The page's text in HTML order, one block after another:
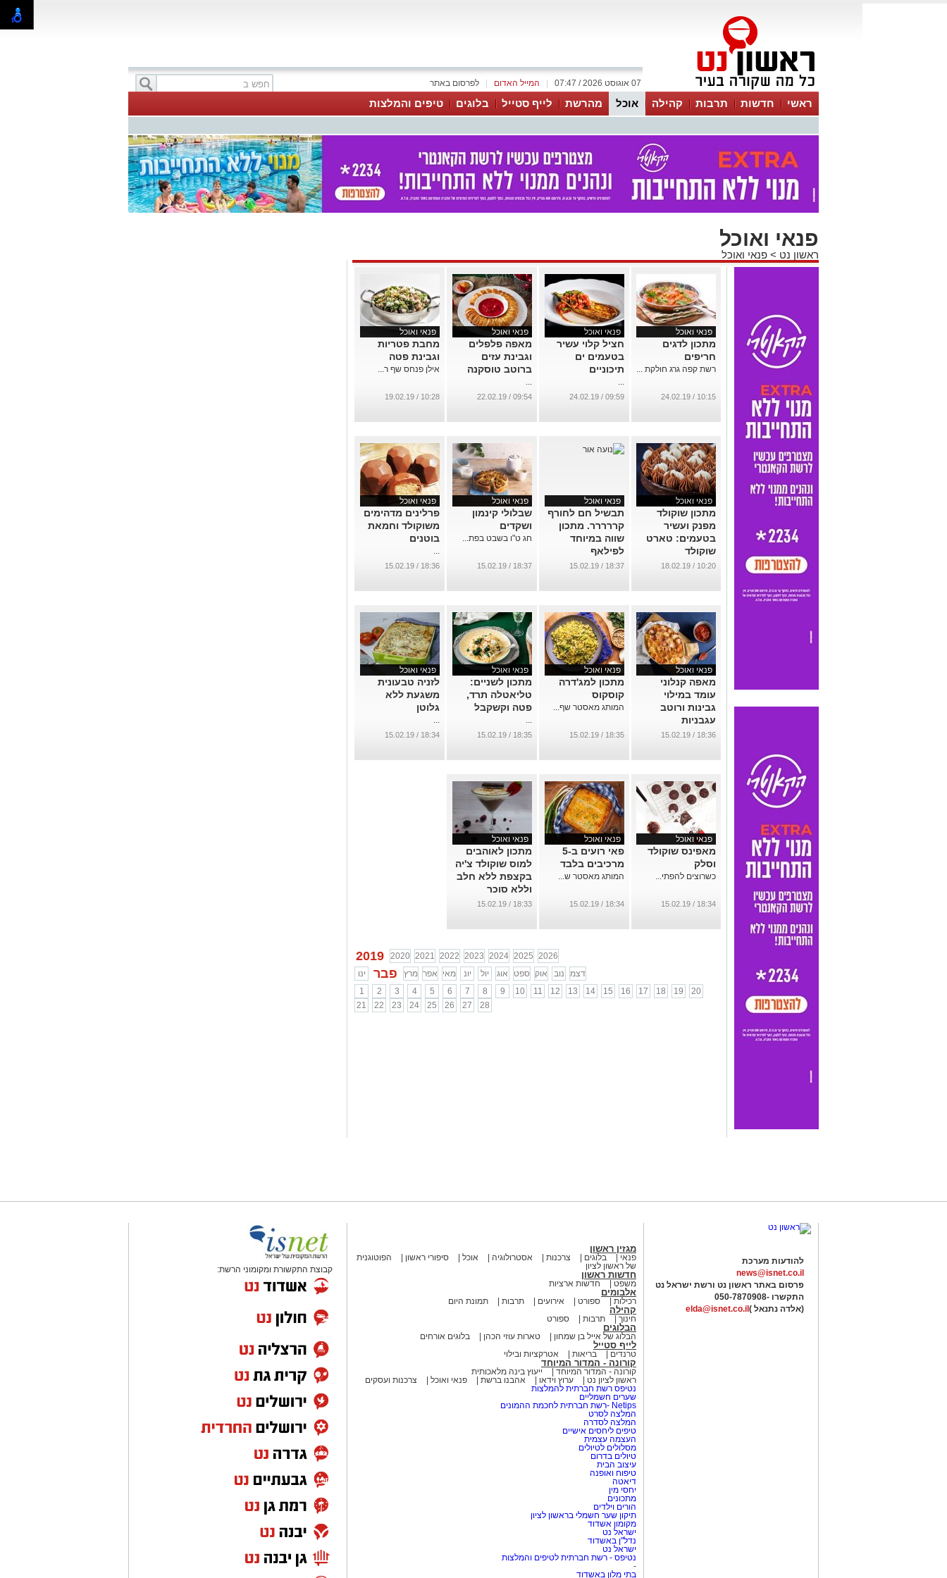
לפרסום באתר המייל האדום 07 אוגוסט 2026 / 07:47
ראשי חדשות תרבות קהילה אוכל מהרשת לייף סטייל בלוגים טיפים והמלצות
פנאי ואוכל
ראשון נט > פנאי ואוכל
פנאי ואוכל
מתכון לדגים
חריפים
רשת קפה גרג חולקת ...
10:15 / 24.02.19
פנאי ואוכל
חציל קלוי עשיר
בטעמים ים
תיכוניים
...
09:59 / 24.02.19
פנאי ואוכל
מאפה פלפלים
וגבינת עזים
ברוטב טוסקנה
...
09:54 / 22.02.19
פנאי ואוכל
מחבת פטריות
וגבינת פטה
אילן פנחס שף ר...
10:28 / 19.02.19
פנאי ואוכל
מתכון שוקולד
מפנק ועשיר
בטעמים: טארט
שוקולד
...
10:20 / 18.02.19
פנאי ואוכל
תבשיל חם לחורף
קררררר. מתכון
שווה במיוחד
לפילאף
...
18:37 / 15.02.19
פנאי ואוכל
שבלולי קינמון
ושקדים
חג ט"ו בשבט בפת...
18:37 / 15.02.19
פנאי ואוכל
פרלינים מדהימים
משוקולד וחמאת
בוטנים
...
18:36 / 15.02.19
פנאי ואוכל
מאפה קנלוני
עומד במילוי
גבינות ורוטב
עגבניות
...
18:36 / 15.02.19
פנאי ואוכל
מתכון למג'דרה
קוסקוס
המותג מאסטר שף...
18:35 / 15.02.19
פנאי ואוכל
מתכון לשניים:
טליאטלה תרד,
פטה וקשקבל
...
18:35 / 15.02.19
פנאי ואוכל
לזניה טבעונית
משגעת ללא
גלוטן
...
18:34 / 15.02.19
פנאי ואוכל
מאפינס שוקולד
וסלק
כשרוצים להפתי...
18:34 / 15.02.19
פנאי ואוכל
פאי רועים ב-5
מרכיבים בלבד
המותג מאסטר ש...
18:34 / 15.02.19
פנאי ואוכל
מתכון לאוהבים
למוס שוקולד צ'יה
בקצפת ללא חלב
וללא סוכר
...
18:33 / 15.02.19
2019 2020 2021 2022 2023 2024 2025 2026
ינו
פבר מרץ אפר מאי יונ יול אוג ספט אוק נוב
דצמ
1
2 3 4 5 6 7 8 9 10 11 12 13 14 15 16 17 18 19
20
21
22 23 24 25 26 27 28
להודעות מערכת
news@isnet.co.il
פרסום באתר ראשון נט ורשת ישראל נט
התקשרו -050-7870908
(אלדה נתנאל ) elda@isnet.co.il
מגזין ראשון
פנאי בלוגים צרכנות אסטרולוגיה אוכל סיפורי ראשון
הפוטוגנית
של ראשון לציון
חדשות ראשון
משפט חדשות ארציות
אלבומים
רכילות ספורט אירועים תרבות תמונת היום
קהילה
חינוך תרבות ספורט
הבלוגים
הבלוג של אייל בן שמחון טארות עוזי הכהן בלוגים אורחים
לייף סטייל
טרנדים בריאות אטרקציות ובילוי
קורונה - המדור המיוחד
קורונה - המדור המיוחד
ייעוץ בינה מלאכותית
ראשון לציון נט
ערוץ וידאו אהבנו ברשת פנאי ואוכל
צרכנות ועסקים
נטיפס רשת חברתית להמלצות
שערים חשמליים
Netips -רשת חברתית לחכמת ההמונים
המלצה לסרט
המלצה לסדרה
טיפים ליחסים אישיים
העצמה עצמית
מסלולים לטיולים
טיולים בדרום
עיצוב הבית
טיפוח ואופנה
דיאטה
יחסי מין
מתכונים
הורים וילדים
תיקון שער חשמלי בראשון לציון
מקומון אשדוד
ישראל נט
נדל"ן באשדוד
ישראל נט
נטיפס - רשת חברתית לטיפים והמלצות
-
בתי מלון באשדוד
קבוצת התקשורת ומקומוני הרשת: